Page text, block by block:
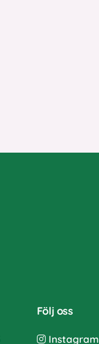
Följ oss
Instagram